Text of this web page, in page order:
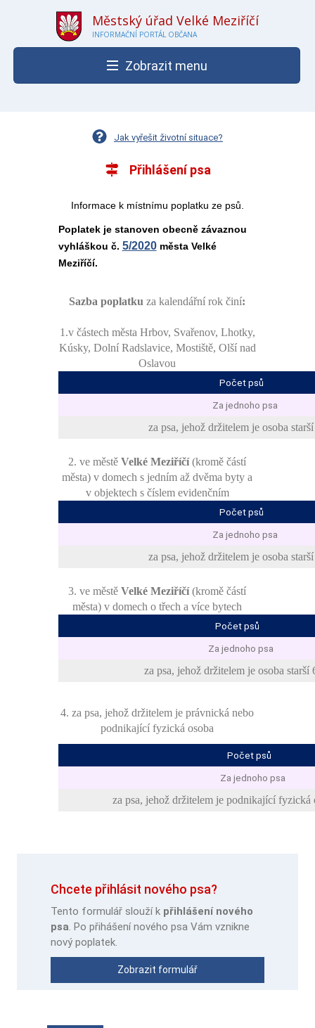
Městský úřad Velké Meziříčí
INFORMAČNÍ PORTÁL OBČANA
Zobrazit menu
Jak vyřešit životní situace?
Přihlášení psa
Informace k místnímu poplatku ze psů.
Poplatek je stanoven obecně závaznou
vyhláškou č. 5/2020města Velké
Meziříčí.
Sazba poplatkuza kalendářní rok činí:
1.v částech města Hrbov, Svařenov, Lhotky,
Kúsky, Dolní Radslavice, Mostiště, Olší nad
Oslavou
Počet psů
Za jednoho psa
za psa, jehož držitelem je osoba
2. ve městěVelké Meziříčí(kromě částí
města) v domech s jedním až dvěma byty a
v objektech s číslem evidenčním
Počet psů
Za jednoho psa
za psa, jehož držitelem je osoba
3. ve městěVelké Meziříčí(kromě částí
města) v domech o třech a více bytech
Počet psů
Za jednoho psa
za psa, jehož držitelem je osoba starší
4. za psa, jehož držitelem je právnická nebo
podnikající fyzická osoba
Počet psů
Za jednoho psa
za psa, jehož držitelem je podnikající fyzická
Chcete přihlásit nového psa?
Tento formulář slouží k přihlášení nového
psa . Po přihášení nového psa Vám vznikne
nový poplatek.
Zobrazit formulář